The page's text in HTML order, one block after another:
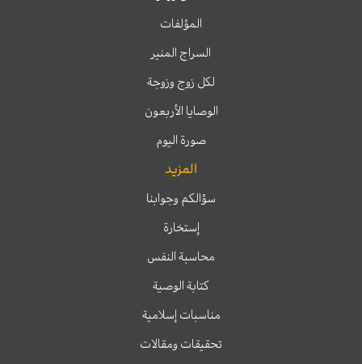
المؤلفات
السراج المنير
لكل زوج وزوجة
الوصايا الأربعون
صورة اليوم
المزيد
سؤالكم وجوابنا
إستخارة
محاسبة النفس
كتابة الوصية
مناسبات إسلامية
تحقيقات ومقالات